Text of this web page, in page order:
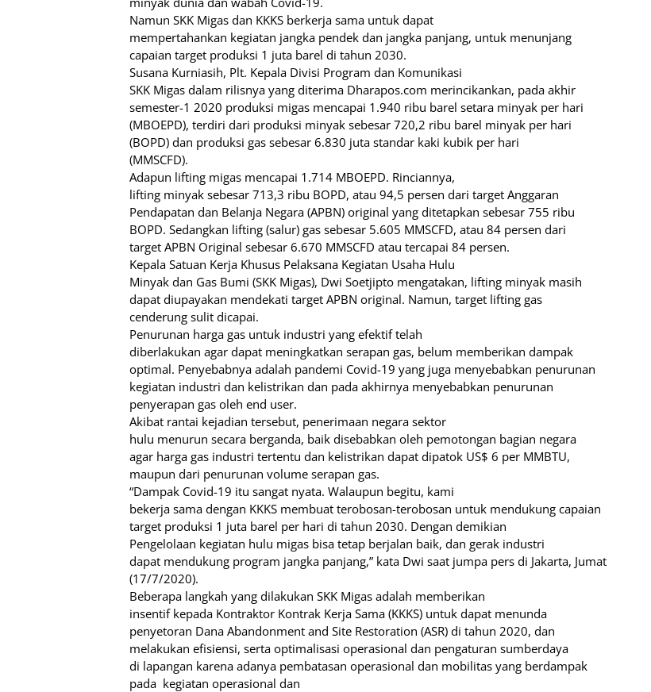
Namun SKK Migas dan KKKS berkerja sama untuk dapat
mempertahankan kegiatan jangka pendek dan jangka panjang, untuk menunjang
capaian target produksi 1 juta barel di tahun 2030.
Susana Kurniasih, Plt. Kepala Divisi Program dan Komunikasi
SKK Migas dalam rilisnya yang diterima Dharapos.com merincikankan, pada akhir
semester-1 2020 produksi migas mencapai 1.940 ribu barel setara minyak per hari
(MBOEPD), terdiri dari produksi minyak sebesar 720,2 ribu barel minyak per hari
(BOPD) dan produksi gas sebesar 6.830 juta standar kaki kubik per hari
(MMSCFD).
Adapun lifting migas mencapai 1.714 MBOEPD. Rinciannya,
lifting minyak sebesar 713,3 ribu BOPD, atau 94,5 persen dari target Anggaran
Pendapatan dan Belanja Negara (APBN) original yang ditetapkan sebesar 755 ribu
BOPD. Sedangkan lifting (salur) gas sebesar 5.605 MMSCFD, atau 84 persen dari
target APBN Original sebesar 6.670 MMSCFD atau tercapai 84 persen.
Kepala Satuan Kerja Khusus Pelaksana Kegiatan Usaha Hulu
Minyak dan Gas Bumi (SKK Migas), Dwi Soetjipto mengatakan, lifting minyak masih
dapat diupayakan mendekati target APBN original. Namun, target lifting gas
cenderung sulit dicapai.
Penurunan harga gas untuk industri yang efektif telah
diberlakukan agar dapat meningkatkan serapan gas, belum memberikan dampak
optimal. Penyebabnya adalah pandemi Covid-19 yang juga menyebabkan penurunan
kegiatan industri dan kelistrikan dan pada akhirnya menyebabkan penurunan
penyerapan gas oleh end user.
Akibat rantai kejadian tersebut, penerimaan negara sektor
hulu menurun secara berganda, baik disebabkan oleh pemotongan bagian negara
agar harga gas industri tertentu dan kelistrikan dapat dipatok US$ 6 per MMBTU,
maupun dari penurunan volume serapan gas.
“Dampak Covid-19 itu sangat nyata. Walaupun begitu, kami
bekerja sama dengan KKKS membuat terobosan-terobosan untuk mendukung capaian
target produksi 1 juta barel per hari di tahun 2030. Dengan demikian
Pengelolaan kegiatan hulu migas bisa tetap berjalan baik, dan gerak industri
dapat mendukung program jangka panjang,” kata Dwi saat jumpa pers di Jakarta, Jumat
(17/7/2020).
Beberapa langkah yang dilakukan SKK Migas adalah memberikan
insentif kepada Kontraktor Kontrak Kerja Sama (KKKS) untuk dapat menunda
penyetoran Dana Abandonment and Site Restoration (ASR) di tahun 2020, dan
melakukan efisiensi, serta optimalisasi operasional dan pengaturan sumberdaya
di lapangan karena adanya pembatasan operasional dan mobilitas yang berdampak
pada kegiatan operasional dan